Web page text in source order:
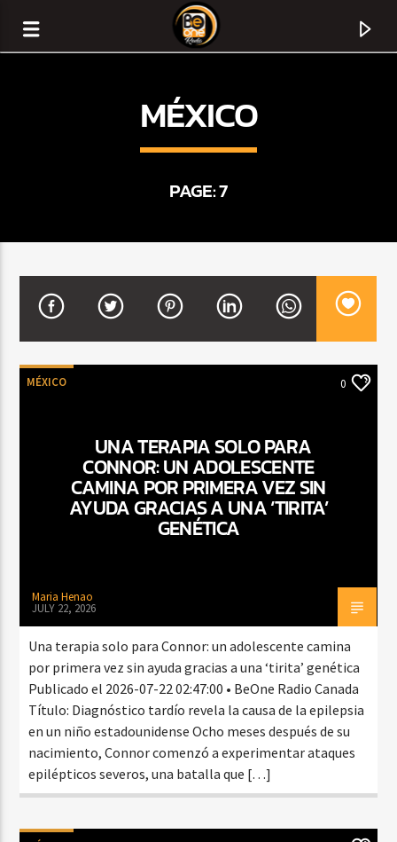
TITLE
ARTIST
CURRENT SHOW
BALADAS Y VALLENATO
2:00 PM 5:00 PM
Beone Radio
MÉXICO
PAGE: 7
MÉXICO 0
UNA TERAPIA SOLO PARA
CONNOR: UN ADOLESCENTE
CAMINA POR PRIMERA VEZ SIN
AYUDA GRACIAS A UNA ‘TIRITA’
GENÉTICA
Maria Henao
JULY 22, 2026
Una terapia solo para Connor: un adolescente camina
por primera vez sin ayuda gracias a una ‘tirita’ genética
Publicado el 2026-07-22 02:47:00 • BeOne Radio Canada
Título: Diagnóstico tardío revela la causa de la epilepsia
en un niño estadounidense Ocho meses después de su
nacimiento, Connor comenzó a experimentar ataques
epilépticos severos, una batalla que […]